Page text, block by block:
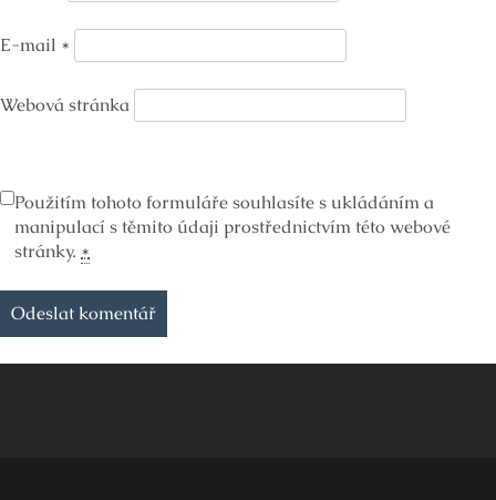
E-mail *
Webová stránka
Použitím tohoto formuláře souhlasíte s ukládáním a
manipulací s těmito údaji prostřednictvím této webové
stránky. *